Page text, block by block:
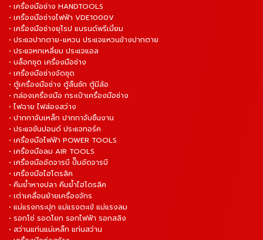
• เครื่องมือช่าง HANDTOOLS
• เครื่องมือช่างไฟฟ้า VDE1000V
• เครื่องมือช่างยุโรป แบรนด์พรีเมี่ยม
• ประแจปากตาย-แหวน ประแจแหวนข้างปากตาย
• ประแจหกเหลี่ยม ประแจแอล
• บล็อกชุด เครื่องมือช่าง
• เครื่องมือช่างจัดชุด
• ตู้เครื่องมือช่าง ตู้ลิ้นชัก ตู้มีล้อ
• กล่องเครื่องมือ กระเป๋าเครื่องมือช่าง
• ไฟฉาย ไฟส่องสว่าง
• ปากกาจับเหล็ก ปากกาจับชิ้นงาน
• ประแจขันปอนด์ ประแจทอร์ค
• เครื่องมือไฟฟ้า POWER TOOLS
• เครื่องมือลม AIR TOOLS
• เครื่องมืออัดจารบี ปั๊มอัดจารบี
• เครื่องมือไฮโดรลิค
• คีมย้ำหางปลา คีมย้ำไฮโดรลิค
• เต่าเคลื่อนย้ายเครื่องจักร
• แม่แรงกระปุก แม่แรงตะเข้ แม่แรงลม
• รอกโซ่ รอดโยก รอกไฟฟ้า รอกสลิง
• สว่านแท่นแม่เหล็ก แท่นสว่าน